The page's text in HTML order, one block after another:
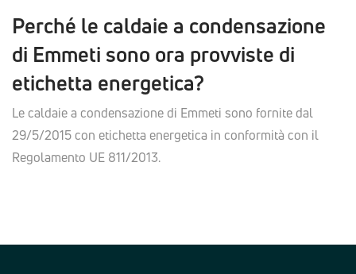
Perché le caldaie a condensazione
di Emmeti sono ora provviste di
etichetta energetica?
Le caldaie a condensazione di Emmeti sono fornite dal
29/5/2015 con etichetta energetica in conformità con il
Regolamento UE 811/2013.